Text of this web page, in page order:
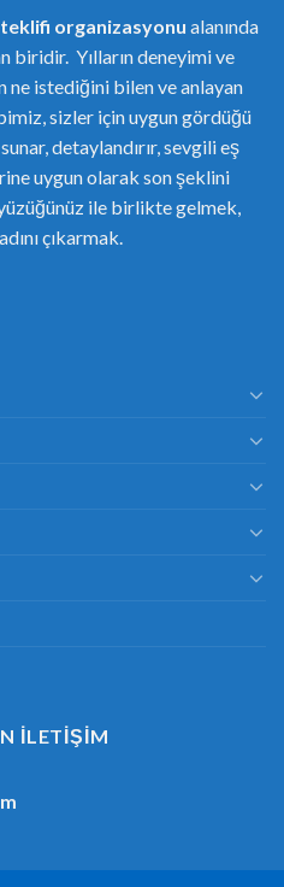
organizasyonu alanında
biridir. Yılların deneyimi ve
istediğini bilen ve anlayan
sizler için uygun gördüğü
detaylandırır, sevgili eş
uygun olarak son şeklini
ile birlikte gelmek,
çıkarmak.
İLETIŞIM